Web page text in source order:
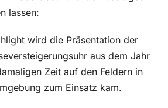
lassen:
wird die Präsentation der
aus dem Jahr
Zeit auf den Feldern in
zum Einsatz kam.